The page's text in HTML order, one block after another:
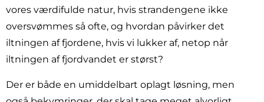
vores værdifulde natur, hvis strandengene ikke
oversvømmes så ofte, og hvordan påvirker det
iltningen af fjordene, hvis vi lukker af, netop når
iltningen af fjordvandet er størst?
Der er både en umiddelbart oplagt løsning, men